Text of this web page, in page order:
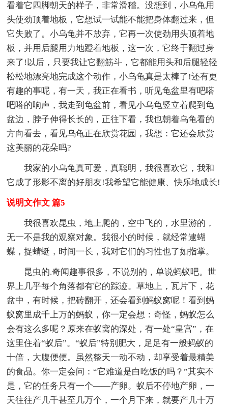
看着它四脚朝天的样子，非常滑稽。没想到，小乌龟用
头使劲顶着地板，它想试一试能不能把身体翻过来，但
它失败了。小乌龟并不放弃，它再一次使劲用头顶着地
板，并用后腿用力地蹬着地板，这一次，它终于翻过身
来了!以后，只要我让它翻筋斗，它都能用头和后腿轻轻
松松地漂亮地完成这个动作，小乌龟真是太棒了!还有更
有趣的事呢，有一天，我正在看书，听见龟盆里有吧嗒
吧嗒的响声，我走到龟盆前，看见小乌龟竖立着爬到龟
盆边，脖子伸得长长的，正往下看，我也朝着乌龟看的
方向看去，看见乌龟正在欣赏花园，我想：它还会欣赏
这美丽的花朵吗?
我家的小乌龟真可爱，真聪明，我很喜欢它，我和
它成了形影不离的好朋友!我希望它能健康、快乐地成长!
说明文作文 篇5
我很喜欢昆虫，地上爬的，空中飞的，水里游的，
无一不是我的观察对象。我很小的时候，就经常逮蝴
蝶，捉蜻蜓，时间一长，我对它们的习性也了如指掌。
昆虫的.奇闻趣事很多，不说别的，单说蚂蚁吧。世
界上几乎每个角落都有它的踪迹。草地上，瓦片下，花
盆中，有时候，把砖翻开，还会看到蚂蚁窝呢！看到蚂
蚁窝里成千上万的蚂蚁，你一定会想：奇怪，蚂蚁怎么
会有这么多呢？原来在蚁窝的深处，有一处“皇宫”，在
这里住着“蚁后”。“蚁后”特别肥大，足足有一般蚂蚁的
十倍，大腹便便。虽然整天一动不动，却享受着最精美
的食品。你一定会问：“它难道是白吃饭的吗？”其实不
是，它的任务只有一个——产卵。蚁后不停地产卵，一
天往往产几千甚至几万个，一个月下来，就要产几十万